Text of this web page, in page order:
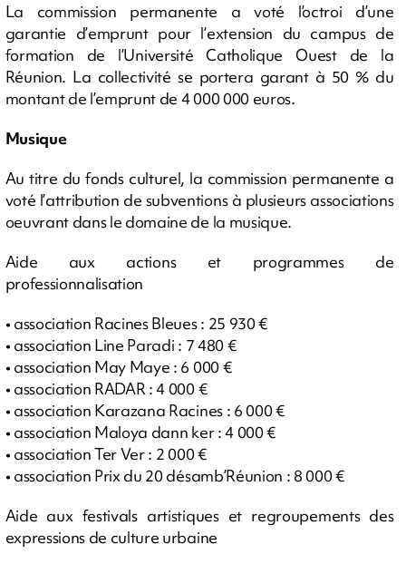
La commission permanente a voté l’octroi d’une
garantie d’emprunt pour l’extension du campus de
formation de l’Université Catholique Ouest de la
Réunion. La collectivité se portera garant à 50 % du
montant de l’emprunt de 4 000 000 euros.
Musique
Au titre du fonds culturel, la commission permanente a
voté l’attribution de subventions à plusieurs associations
oeuvrant dans le domaine de la musique.
Aide aux actions et programmes de
professionnalisation
• association Racines Bleues : 25 930 €
• association Line Paradi : 7 480 €
• association May Maye : 6 000 €
• association RADAR : 4 000 €
• association Karazana Racines : 6 000 €
• association Maloya dann ker : 4 000 €
• association Ter Ver : 2 000 €
• association Prix du 20 désamb’Réunion : 8 000 €
Aide aux festivals artistiques et regroupements des
expressions de culture urbaine